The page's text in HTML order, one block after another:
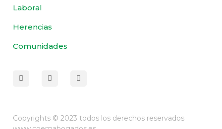
Laboral
Herencias
Comunidades
Copyrights © 2023 todos los derechos reservados